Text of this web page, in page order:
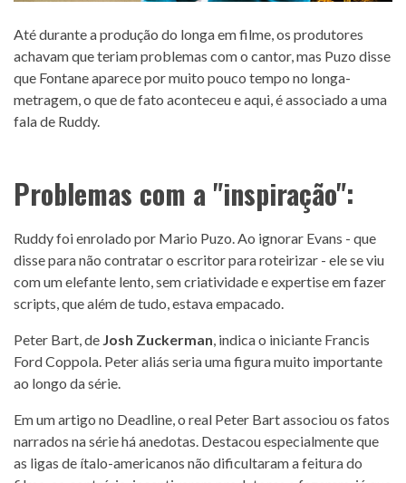
Até durante a produção do longa em filme, os produtores
achavam que teriam problemas com o cantor, mas Puzo disse
que Fontane aparece por muito pouco tempo no longa-
metragem, o que de fato aconteceu e aqui, é associado a uma
fala de Ruddy.
Problemas com a "inspiração":
Ruddy foi enrolado por Mario Puzo. Ao ignorar Evans - que
disse para não contratar o escritor para roteirizar - ele se viu
com um elefante lento, sem criatividade e expertise em fazer
scripts, que além de tudo, estava empacado.
Peter Bart, de Josh Zuckerman , indica o iniciante Francis
Ford Coppola. Peter aliás seria uma figura muito importante
ao longo da série.
Em um artigo no Deadline, o real Peter Bart associou os fatos
narrados na série há anedotas. Destacou especialmente que
as ligas de ítalo-americanos não dificultaram a feitura do